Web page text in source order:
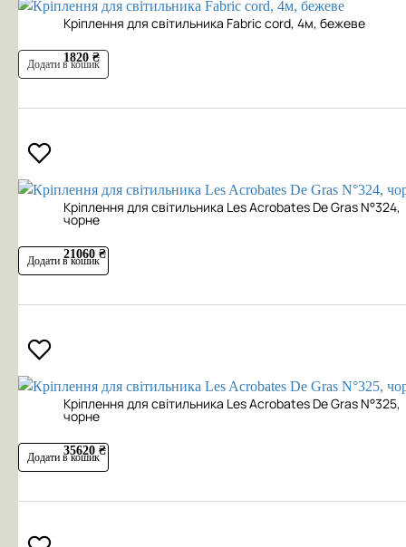
Кріплення для світильника Fabric cord, 4м, бежеве
1820 ₴
Додати в кошик
Кріплення для світильника Les Acrobates De Gras N°324,
чорне
21060 ₴
Додати в кошик
Кріплення для світильника Les Acrobates De Gras N°325,
чорне
35620 ₴
Додати в кошик